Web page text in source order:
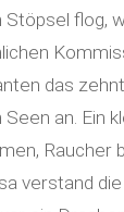
flog,
das
an. Ein
Raucher
verstand